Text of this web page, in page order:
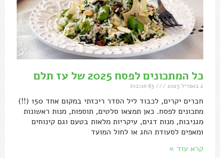
כל המתכונים לפסח 2025 של עז תלם
2 באפריל 2023
חברים יקרים, לכבוד ליל הסדר ריכזתי במקום אחד 150 (!!)
מתכונים לפסח. כאן תמצאו סלטים, תוספות, מנות ראשונות
מגניבות, מנות דגים, עיקריות מלאות בטעם וגם קינוחים
ומאפים לסעודת החג או לחול המועד
קרא עוד »